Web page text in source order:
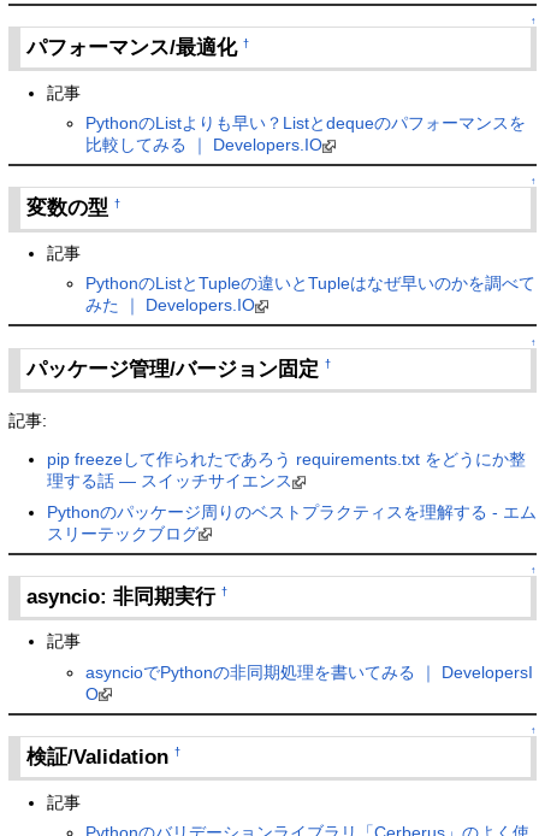
↑
パフォーマンス/最適化†
記事
PythonのListよりも早い？Listとdequeのパフォーマンスを
比較してみる ｜ Developers.IO
↑
変数の型†
記事
PythonのListとTupleの違いとTupleはなぜ早いのかを調べて
みた ｜ Developers.IO
↑
パッケージ管理/バージョン固定†
記事:
pip freezeして作られたであろう requirements.txt をどうにか整
理する話 — スイッチサイエンス
Pythonのパッケージ周りのベストプラクティスを理解する - エム
スリーテックブログ
↑
asyncio: 非同期実行†
記事
asyncioでPythonの非同期処理を書いてみる ｜ DevelopersI
O
↑
検証/Validation†
記事
Pythonのバリデーションライブラリ「Cerberus」のよく使